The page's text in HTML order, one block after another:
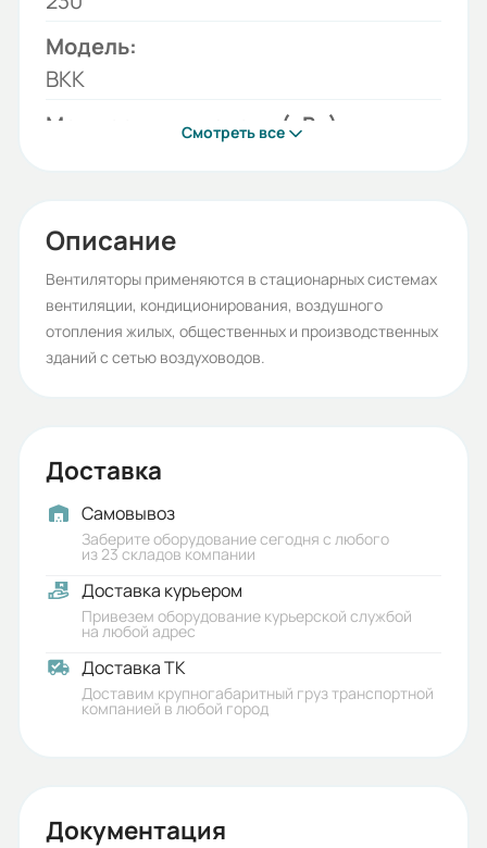
Модель:
ВКК
Мощность двигателя (кВт):
ESQ
Гарантия, лет:
2
Срок службы, лет:
6.9
Габариты (ШхВхГ, м):
0.43x0.225x0.4
Смотреть все
Описание
Вентиляторы применяются в стационарных системах
вентиляции, кондиционирования, воздушного
отопления жилых, общественных и производственных
зданий с сетью воздуховодов.
Доставка
Самовывоз
Заберите оборудование сегодня с любого
из 23 складов компании
Доставка курьером
Привезем оборудование курьерской службой
на любой адрес
Доставка ТК
Доставим крупногабаритный груз транспортной
компанией в любой город
Документация